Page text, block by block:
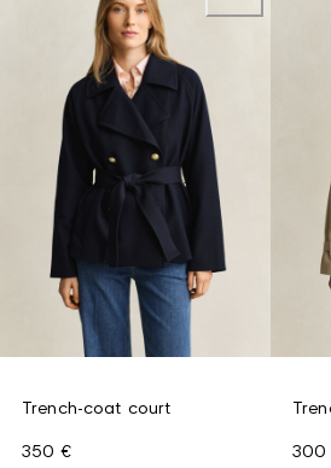
Trench-coat court
350 € 300